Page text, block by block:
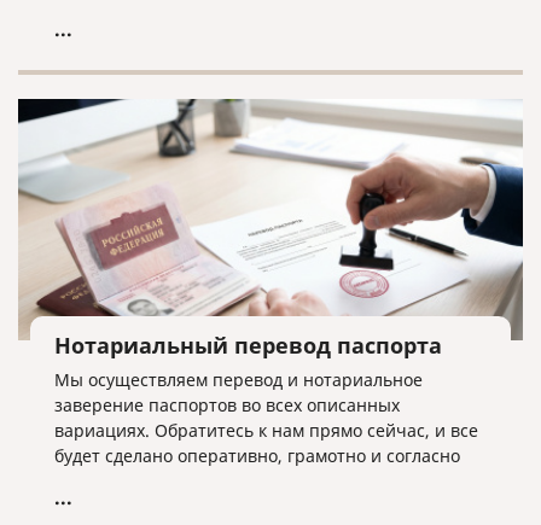
получения качественного результата при работе с
...
Нотариальный перевод паспорта
Мы осуществляем перевод и нотариальное
заверение паспортов во всех описанных
вариациях. Обратитесь к нам прямо сейчас, и все
будет сделано оперативно, грамотно и согласно
...